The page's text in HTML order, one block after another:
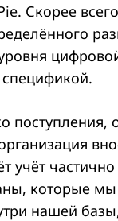
Скорее
поступления,
учёт
которые
нашей